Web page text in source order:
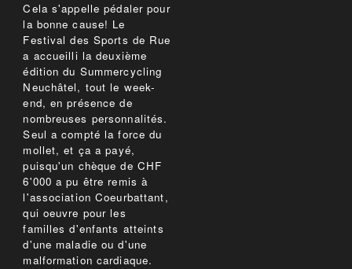
Cela s'appelle pédaler pour
la bonne cause! Le
Festival des Sports de Rue
a accueilli la deuxième
édition du Summercycling
Neuchâtel, tout le week-
end, en présence de
nombreuses personnalités.
Seul a compté la force du
mollet, et ça a payé,
puisqu'un chèque de CHF
6'000 a pu être remis à
l'association Coeurbattant,
qui oeuvre pour les
familles d'enfants atteints
d'une maladie ou d'une
malformation cardiaque.